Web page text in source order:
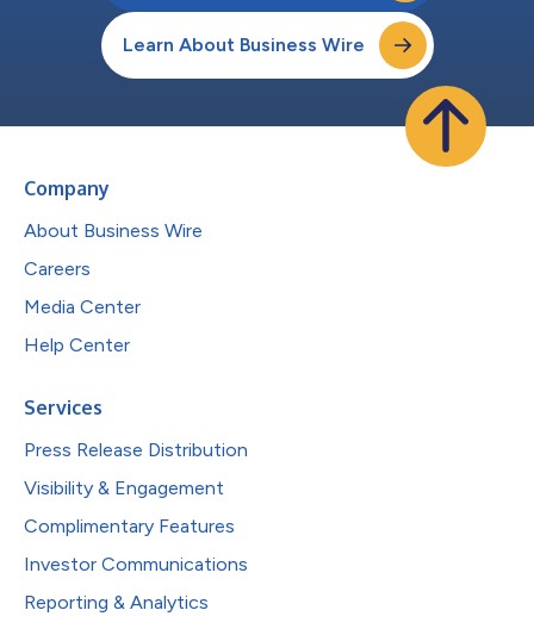
Learn About Business Wire
Company
About Business Wire
Careers
Media Center
Help Center
Services
Press Release Distribution
Visibility & Engagement
Complimentary Features
Investor Communications
Reporting & Analytics